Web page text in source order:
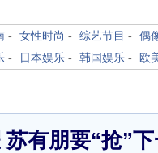
- 女性时尚 - 综艺节目 - 偶
- 日本娱乐 - 韩国娱乐 - 欧
有朋要“抢”